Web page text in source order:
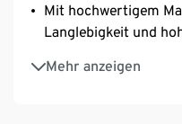
Mit hochwertigem
Langlebigkeit und
Mehr anzeigen
Längenverstellbare